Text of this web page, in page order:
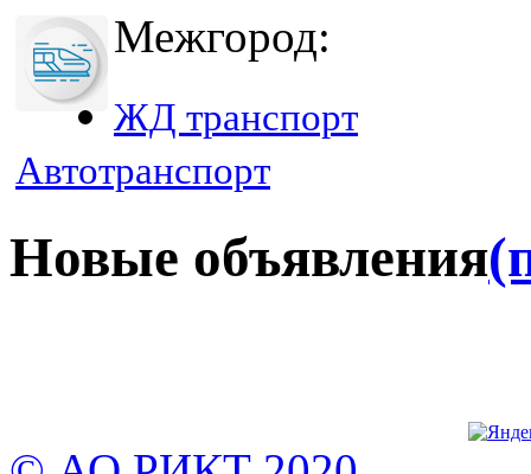
Межгород:
ЖД транспорт
Автотранспорт
Новые объявления